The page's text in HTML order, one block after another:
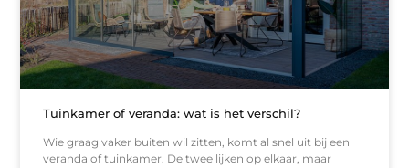
Tuinkamer of veranda: wat is het verschil?
Wie graag vaker buiten wil zitten, komt al snel uit bij een
veranda of tuinkamer. De twee lijken op elkaar, maar